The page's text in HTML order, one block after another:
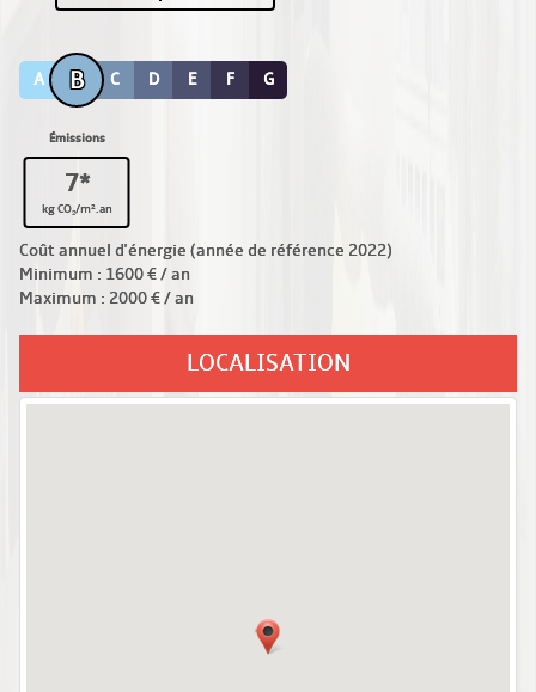
A
7*
kg CO₂/m².an
Émissions
B C D E F G
Coût annuel d'énergie (année de référence 2022)
Minimum : 1600 € / an
Maximum : 2000 € / an
LOCALISATION